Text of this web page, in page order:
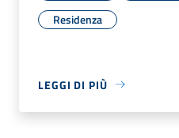
Residenza
LEGGI DI PIÙ